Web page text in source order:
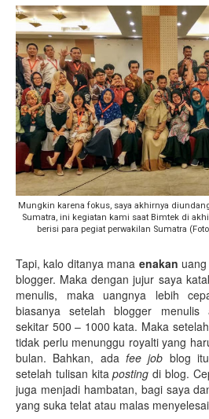
Mungkin karena fokus, saya akhirnya
Sumatra, ini kegiatan kami saat Bimtek di
berisi para pegiat perwakilan Sumatra
Tapi, kalo ditanya mana enakan
blogger. Maka dengan jujur saya
menulis, maka uangnya lebih
biasanya setelah blogger menulis
sekitar 500 – 1000 kata. Maka
tidak perlu menunggu royalti yang
bulan. Bahkan, ada fee job blog
setelah tulisan kitapostingdi blog.
juga menjadi hambatan, bagi saya
yang suka telat atau malas